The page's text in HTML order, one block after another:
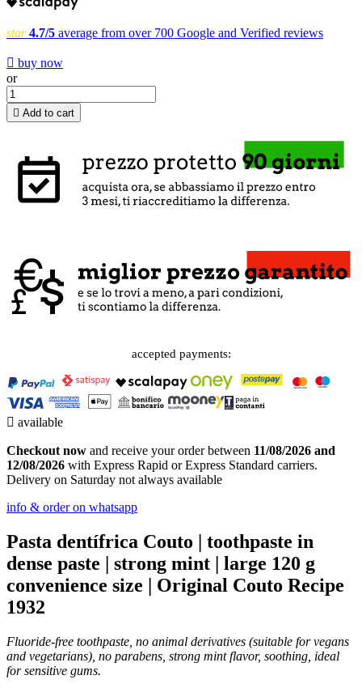
star 4.7/5 average from over 700 Google and Verified reviews
 buy now
or
 Add to cart
accepted payments:
 available
Checkout now and receive your order between 11/08/2026 and
12/08/2026 with Express Rapid or Express Standard carriers.
Delivery on Saturday not always available
info & order on whatsapp
Pasta dentífrica Couto | toothpaste in
dense paste | strong mint | large 120 g
convenience size | Original Couto Recipe
1932
Fluoride-free toothpaste, no animal derivatives (suitable for vegans
and vegetarians), no parabens, strong mint flavor, soothing, ideal
for sensitive gums.